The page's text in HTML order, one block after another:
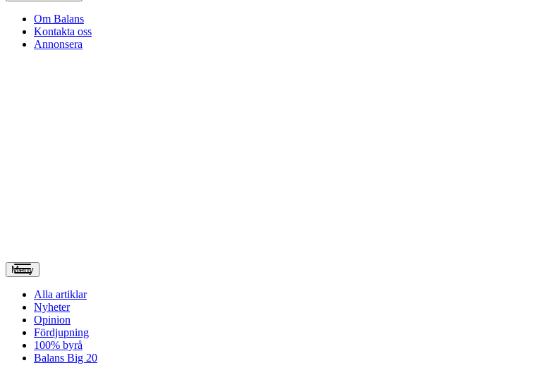
Om Balans
Kontakta oss
Annonsera
Meny
Alla artiklar
Nyheter
Opinion
Fördjupning
100% byrå
Balans Big 20